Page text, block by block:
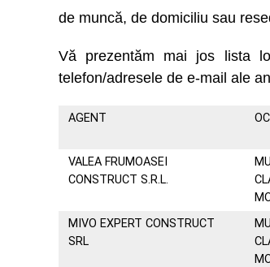
de muncă, de domiciliu sau
Vă prezentăm mai jos lista
telefon/adresele de e-mail ale
AGENT
VALEA FRUMOASEI
CONSTRUCT S.R.L.
MIVO EXPERT CONSTRUCT
SRL